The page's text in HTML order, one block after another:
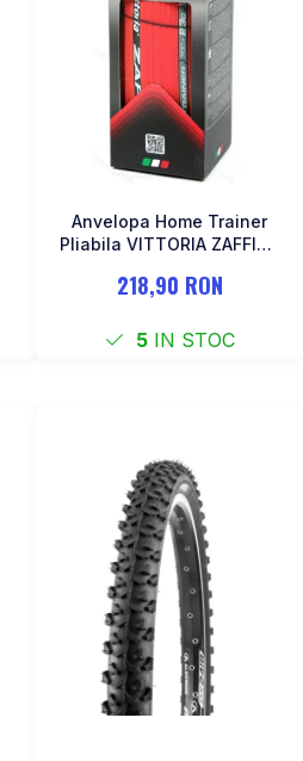
Anvelopa Home Trainer
Pliabila VITTORIA ZAFFIRO
218,90 RON
5IN STOC